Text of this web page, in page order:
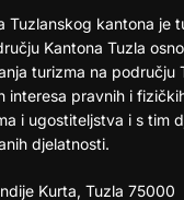
Tuzlanskog kantona je
Kantona Tuzla
turizma na području
interesa pravnih i
i ugostiteljstva i s tim
djelatnosti.
Kurta, Tuzla 75000